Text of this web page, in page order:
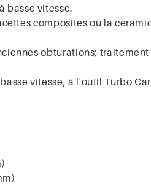
basse vitesse.
composites ou la
obturations;
vitesse, à l'outil Turbo